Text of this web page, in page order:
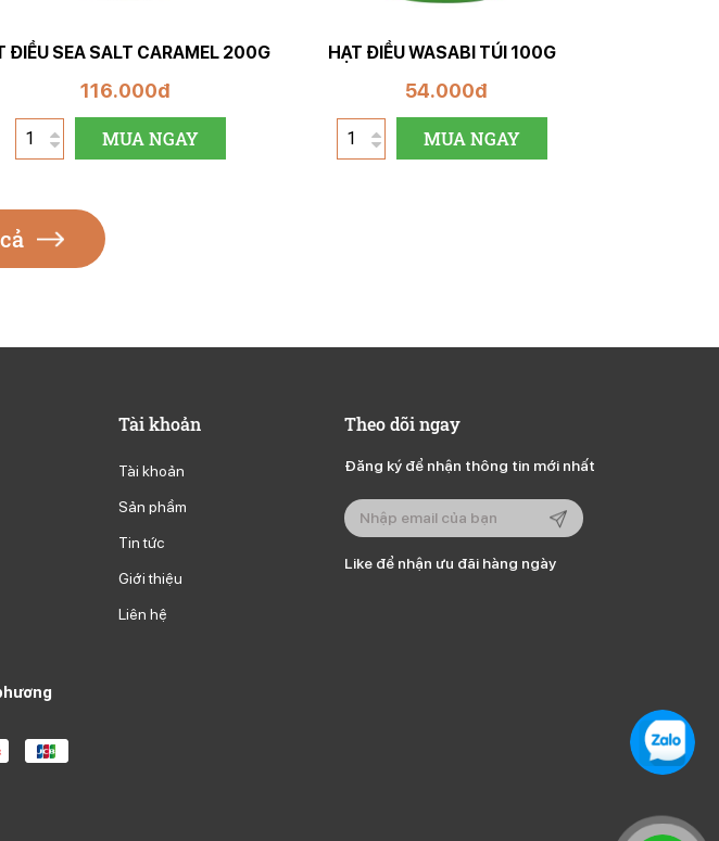
ĐIỀU SEA SALT CARAMEL 200G
116.000đ
MUA NGAY
HẠT ĐIỀU WASABI TÚI 100G
54.000đ
MUA NGAY
Tài khoản
Tài khoản
Sản phầm
Tin tức
Giới thiệu
Liên hệ
Theo dõi ngay
Đăng ký để nhận thông tin mới nhất
Like để nhận ưu đãi hàng ngày